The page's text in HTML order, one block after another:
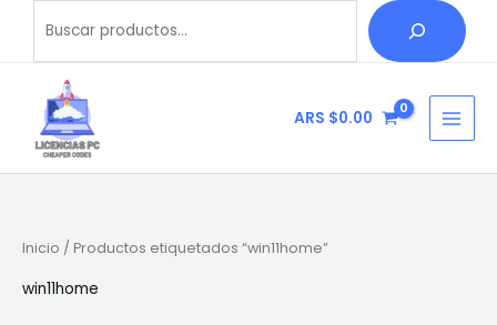
contenido
ARS $0.00
Inicio / Productos etiquetados “win11home”
win11home